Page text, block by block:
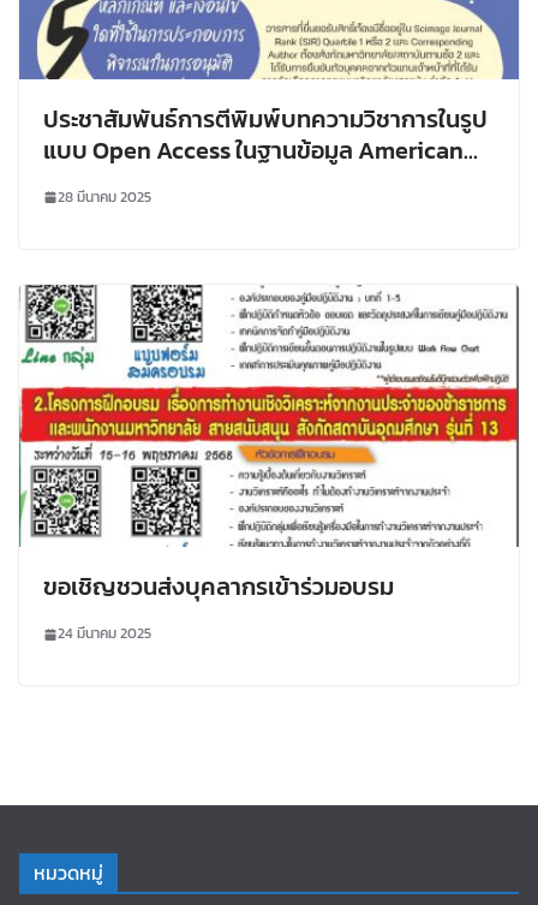
ประชาสัมพันธ์การตีพิมพ์บทความวิชาการในรูป
แบบ Open Access ในฐานข้อมูล American
Chemical Society (ACS) และ ACM Digital
Library (ACM)
28 มีนาคม 2025
ขอเชิญชวนส่งบุคลากรเข้าร่วมอบรม
24 มีนาคม 2025
หมวดหมู่